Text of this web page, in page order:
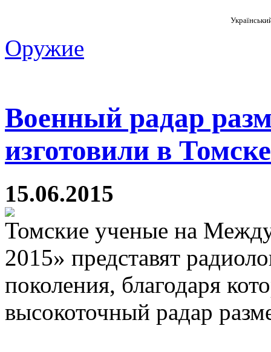
Оружие
Военный радар
изготовили в Томске
15.06.2015
Томские ученые на
2015» представят
поколения, благодаря
высокоточный радар